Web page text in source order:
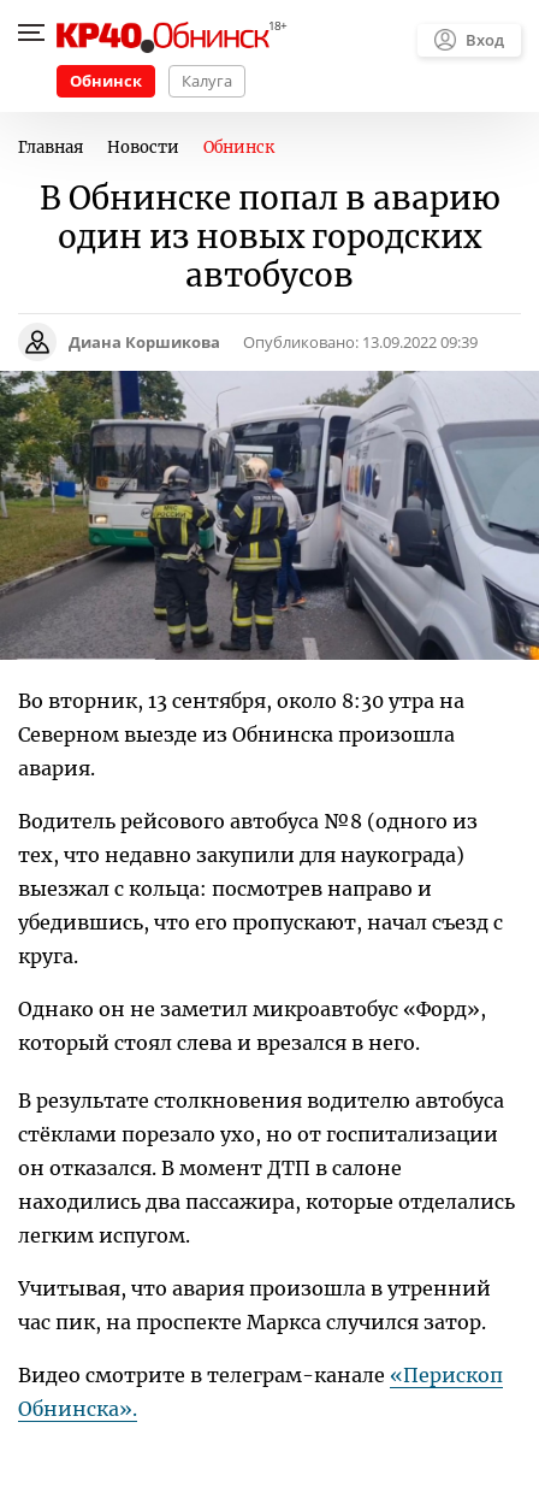
Обнинск Калуга
Вход
Главная Новости Обнинск
В Обнинске попал в аварию
один из новых городских
автобусов
Диана Коршикова Опубликовано: 13.09.2022 09:39
Во вторник, 13 сентября, около 8:30 утра на
Северном выезде из Обнинска произошла
авария.
Водитель рейсового автобуса №8 (одного из
тех, что недавно закупили для наукограда)
выезжал с кольца: посмотрев направо и
убедившись, что его пропускают, начал съезд с
круга.
Однако он не заметил микроавтобус «Форд»,
который стоял слева и врезался в него.
В результате столкновения водителю автобуса
стёклами порезало ухо, но от госпитализации
он отказался. В момент ДТП в салоне
находились два пассажира, которые отделались
легким испугом.
Учитывая, что авария произошла в утренний
час пик, на проспекте Маркса случился затор.
Видео смотрите в телеграм-канале «Перископ
Обнинска».